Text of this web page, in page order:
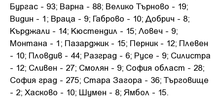
Бургас - 93; Варна - 88; Велико Търново - 19;
Видин - 1; Враца - 9; Габрово - 10; Добрич - 8;
Кърджали - 14; Кюстендил - 15; Ловеч - 9;
Монтана - 1; Пазарджик - 15; Перник - 12; Плевен
- 10; Пловдив - 44; Разград - 6; Русе - 9; Силистра
- 12; Сливен - 27; Смолян - 9; София област - 28;
София град - 275; Стара Загора - 36; Търговище
- 2; Хасково - 10; Шумен - 8; Ямбол - 15.